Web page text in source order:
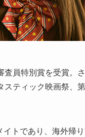
員特別賞を受賞。
ティック映画祭、
トであり、海外帰